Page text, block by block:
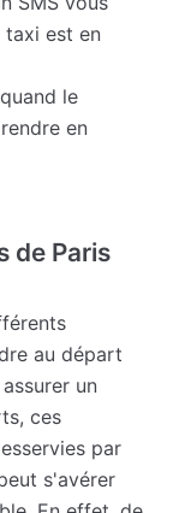
est en
le
en
de Paris
au départ
un
ces
par
s'avérer